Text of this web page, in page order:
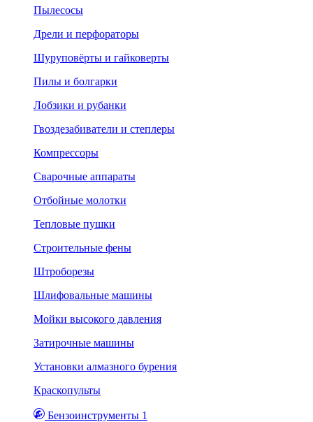
Пылесосы
Дрели и перфораторы
Шуруповёрты и гайковерты
Пилы и болгарки
Лобзики и рубанки
Гвоздезабиватели и степлеры
Компрессоры
Сварочные аппараты
Отбойные молотки
Тепловые пушки
Строительные фены
Штроборезы
Шлифовальные машины
Мойки высокого давления
Затирочные машины
Установки алмазного бурения
Краскопульты
Бензоинструменты 1